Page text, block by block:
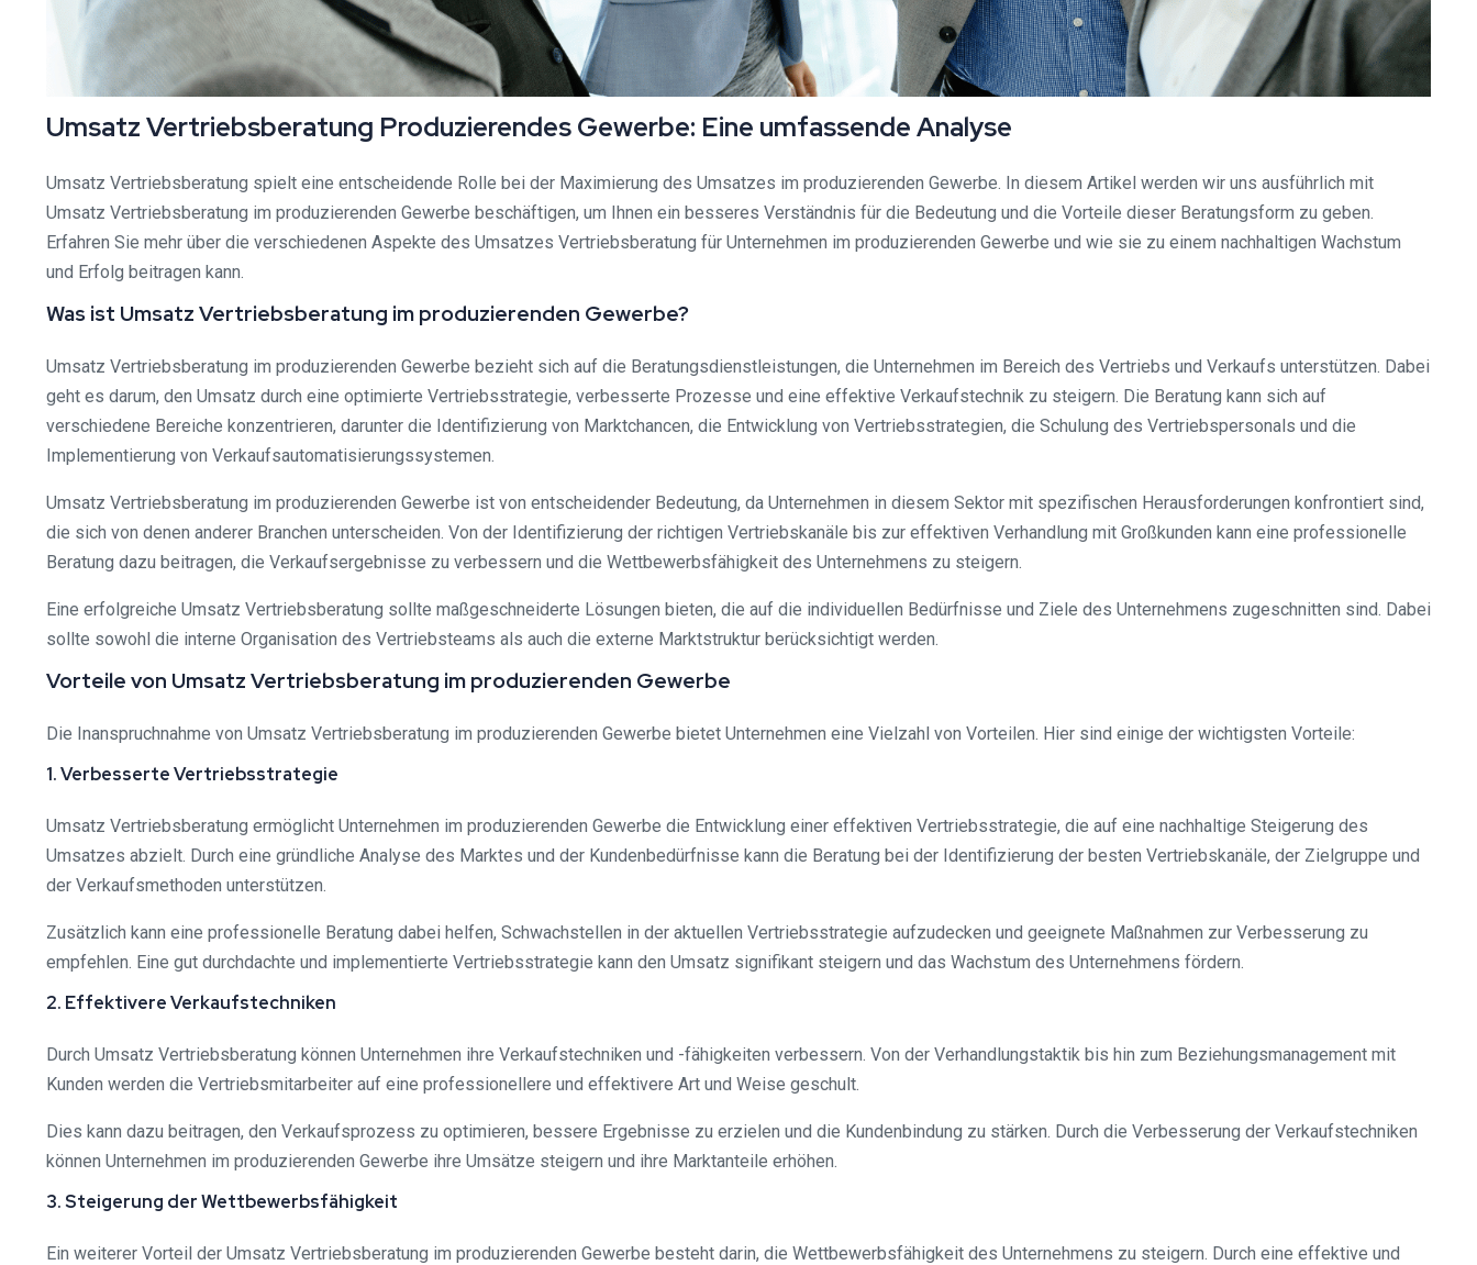
Umsatz Vertriebsberatung Produzierendes Gewerbe: Eine umfassende Analyse
Umsatz Vertriebsberatung spielt eine entscheidende Rolle bei der Maximierung des Umsatzes im produzierenden Gewerbe. In diesem Artikel werden wir uns ausführlich mit
Umsatz Vertriebsberatung im produzierenden Gewerbe beschäftigen, um Ihnen ein besseres Verständnis für die Bedeutung und die Vorteile dieser Beratungsform zu geben.
Erfahren Sie mehr über die verschiedenen Aspekte des Umsatzes Vertriebsberatung für Unternehmen im produzierenden Gewerbe und wie sie zu einem nachhaltigen Wachstum
und Erfolg beitragen kann.
Was ist Umsatz Vertriebsberatung im produzierenden Gewerbe?
Umsatz Vertriebsberatung im produzierenden Gewerbe bezieht sich auf die Beratungsdienstleistungen, die Unternehmen im Bereich des Vertriebs und Verkaufs unterstützen. Dabei
geht es darum, den Umsatz durch eine optimierte Vertriebsstrategie, verbesserte Prozesse und eine effektive Verkaufstechnik zu steigern. Die Beratung kann sich auf
verschiedene Bereiche konzentrieren, darunter die Identifizierung von Marktchancen, die Entwicklung von Vertriebsstrategien, die Schulung des Vertriebspersonals und die
Implementierung von Verkaufsautomatisierungssystemen.
Umsatz Vertriebsberatung im produzierenden Gewerbe ist von entscheidender Bedeutung, da Unternehmen in diesem Sektor mit spezifischen Herausforderungen konfrontiert sind,
die sich von denen anderer Branchen unterscheiden. Von der Identifizierung der richtigen Vertriebskanäle bis zur effektiven Verhandlung mit Großkunden kann eine professionelle
Beratung dazu beitragen, die Verkaufsergebnisse zu verbessern und die Wettbewerbsfähigkeit des Unternehmens zu steigern.
Eine erfolgreiche Umsatz Vertriebsberatung sollte maßgeschneiderte Lösungen bieten, die auf die individuellen Bedürfnisse und Ziele des Unternehmens zugeschnitten sind. Dabei
sollte sowohl die interne Organisation des Vertriebsteams als auch die externe Marktstruktur berücksichtigt werden.
Vorteile von Umsatz Vertriebsberatung im produzierenden Gewerbe
Die Inanspruchnahme von Umsatz Vertriebsberatung im produzierenden Gewerbe bietet Unternehmen eine Vielzahl von Vorteilen. Hier sind einige der wichtigsten Vorteile:
1. Verbesserte Vertriebsstrategie
Umsatz Vertriebsberatung ermöglicht Unternehmen im produzierenden Gewerbe die Entwicklung einer effektiven Vertriebsstrategie, die auf eine nachhaltige Steigerung des
Umsatzes abzielt. Durch eine gründliche Analyse des Marktes und der Kundenbedürfnisse kann die Beratung bei der Identifizierung der besten Vertriebskanäle, der Zielgruppe und
der Verkaufsmethoden unterstützen.
Zusätzlich kann eine professionelle Beratung dabei helfen, Schwachstellen in der aktuellen Vertriebsstrategie aufzudecken und geeignete Maßnahmen zur Verbesserung zu
empfehlen. Eine gut durchdachte und implementierte Vertriebsstrategie kann den Umsatz signifikant steigern und das Wachstum des Unternehmens fördern.
2. Effektivere Verkaufstechniken
Durch Umsatz Vertriebsberatung können Unternehmen ihre Verkaufstechniken und -fähigkeiten verbessern. Von der Verhandlungstaktik bis hin zum Beziehungsmanagement mit
Kunden werden die Vertriebsmitarbeiter auf eine professionellere und effektivere Art und Weise geschult.
Dies kann dazu beitragen, den Verkaufsprozess zu optimieren, bessere Ergebnisse zu erzielen und die Kundenbindung zu stärken. Durch die Verbesserung der Verkaufstechniken
können Unternehmen im produzierenden Gewerbe ihre Umsätze steigern und ihre Marktanteile erhöhen.
3. Steigerung der Wettbewerbsfähigkeit
Ein weiterer Vorteil der Umsatz Vertriebsberatung im produzierenden Gewerbe besteht darin, die Wettbewerbsfähigkeit des Unternehmens zu steigern. Durch eine effektive und